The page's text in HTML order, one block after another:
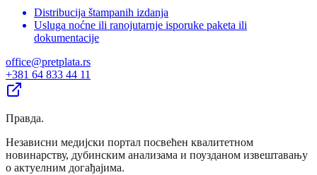
Distribucija štampanih izdanja
Usluga noćne ili ranojutarnje isporuke paketa ili
dokumentacije
office@pretplata.rs
+381 64 833 44 11
Правда.
Независни медијски портал посвећен квалитетном
новинарству, дубинским анализама и поузданом извештавању
о актуелним догађајима.